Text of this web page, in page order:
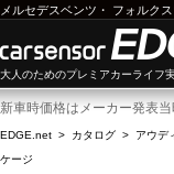
メルセデスベンツ ・ フォルク
大人のためのプレミアカーライフ
新車時価格はメーカー発表
EDGE.net > カタログ > アウデ
ケージ